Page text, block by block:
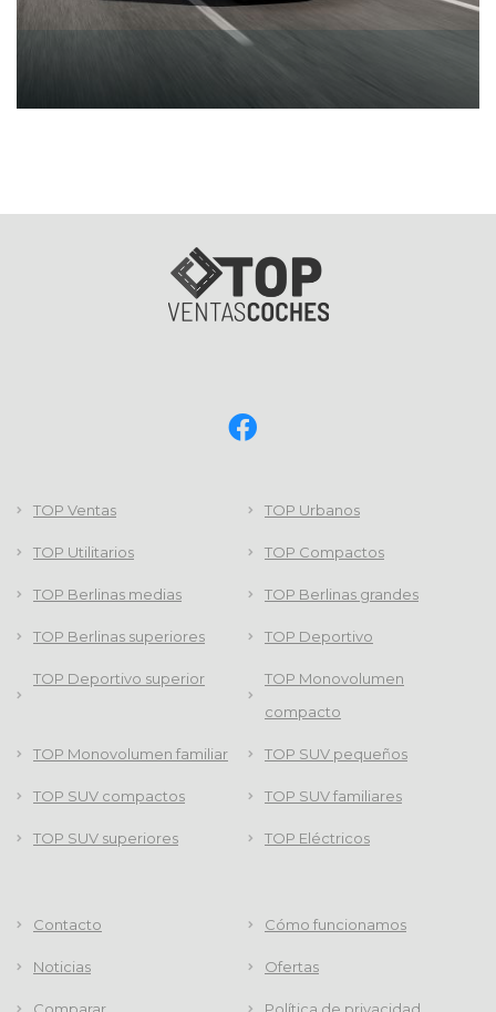
TOP Ventas TOP Urbanos
TOP Utilitarios TOP Compactos
TOP Berlinas medias TOP Berlinas grandes
TOP Berlinas superiores TOP Deportivo
TOP Deportivo superior
TOP Monovolumen
compacto
TOP Monovolumen familiar TOP SUV pequeños
TOP SUV compactos TOP SUV familiares
TOP SUV superiores TOP Eléctricos
Contacto Cómo funcionamos
Noticias Ofertas